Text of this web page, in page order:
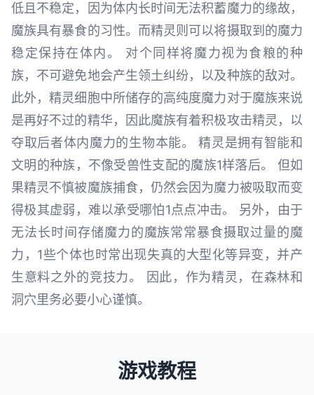
低且不稳定，因为体内长时间无法积蓄魔力的缘故，
魔族具有暴食的习性。而精灵则可以将摄取到的魔力
稳定保持在体内。 对个同样将魔力视为食粮的种
族，不可避免地会产生领土纠纷，以及种族的敌对。
此外，精灵细胞中所储存的高纯度魔力对于魔族来说
是再好不过的精华，因此魔族有着积极攻击精灵，以
夺取后者体内魔力的生物本能。 精灵是拥有智能和
文明的种族，不像受兽性支配的魔族1样落后。 但如
果精灵不慎被魔族捕食，仍然会因为魔力被吸取而变
得极其虚弱，难以承受哪怕1点点冲击。 另外，由于
无法长时间存储魔力的魔族常常暴食摄取过量的魔
力，1些个体也时常出现失真的大型化等异变，并产
生意料之外的竞技力。 因此，作为精灵，在森林和
洞穴里务必要小心谨慎。
游戏教程